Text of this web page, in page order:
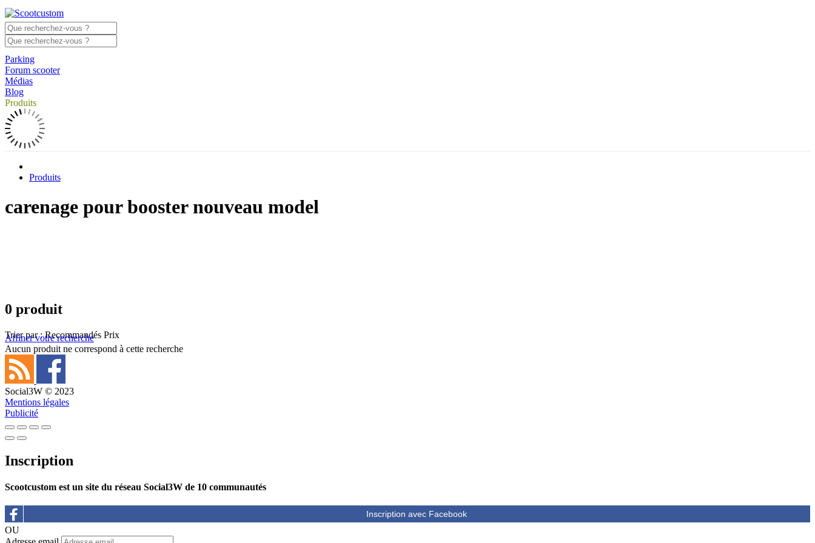
Parking
Forum scooter
Médias
Blog
Produits
Produits
carenage pour booster nouveau model
0 produit
Trier par : Recommandés Prix
Affiner votre recherche
Aucun produit ne correspond à cette recherche
Social3W © 2023
Mentions légales
Publicité
Inscription
Scootcustom est un site du réseau Social3W de 10 communautés
OU